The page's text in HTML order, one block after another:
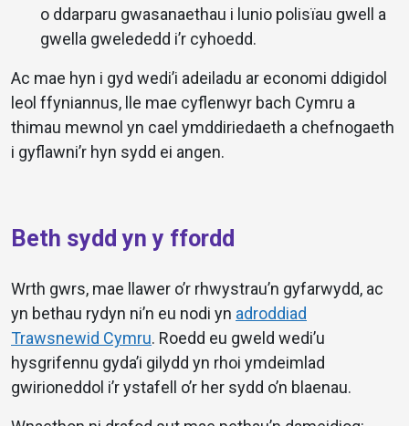
o ddarparu gwasanaethau i lunio polisïau gwell a
gwella gwelededd i’r cyhoedd.
Ac mae hyn i gyd wedi’i adeiladu ar economi ddigidol
leol ffyniannus, lle mae cyflenwyr bach Cymru a
thimau mewnol yn cael ymddiriedaeth a chefnogaeth
i gyflawni’r hyn sydd ei angen.
Beth sydd yn y ffordd
Wrth gwrs, mae llawer o’r rhwystrau’n gyfarwydd, ac
yn bethau rydyn ni’n eu nodi yn adroddiad
Trawsnewid Cymru. Roedd eu gweld wedi’u
hysgrifennu gyda’i gilydd yn rhoi ymdeimlad
gwirioneddol i’r ystafell o’r her sydd o’n blaenau.